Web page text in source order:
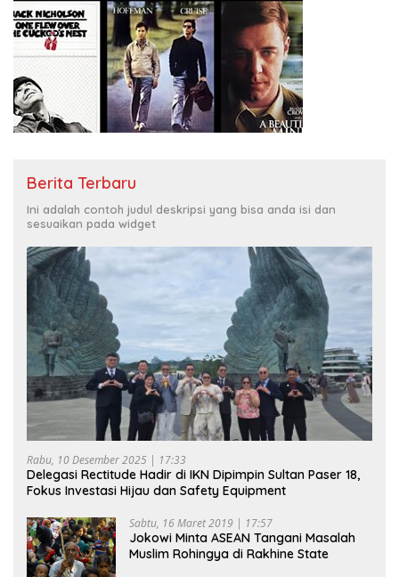
Berita Terbaru
Ini adalah contoh judul deskripsi yang bisa anda isi dan
sesuaikan pada widget
Rabu, 10 Desember 2025 | 17:33
Delegasi Rectitude Hadir di IKN Dipimpin Sultan Paser 18,
Fokus Investasi Hijau dan Safety Equipment
Sabtu, 16 Maret 2019 | 17:57
Jokowi Minta ASEAN Tangani Masalah
Muslim Rohingya di Rakhine State